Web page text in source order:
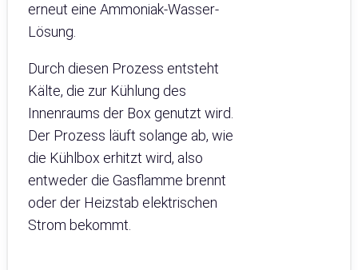
erneut eine Ammoniak-Wasser-
Lösung.
Durch diesen Prozess entsteht
Kälte, die zur Kühlung des
Innenraums der Box genutzt wird.
Der Prozess läuft solange ab, wie
die Kühlbox erhitzt wird, also
entweder die Gasflamme brennt
oder der Heizstab elektrischen
Strom bekommt.